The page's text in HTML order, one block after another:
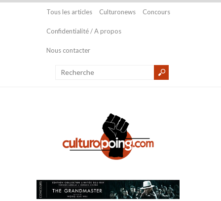
Tous les articles Culturonews Concours
Confidentialité / A propos
Nous contacter